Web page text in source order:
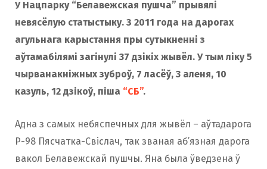
У Нацпарку “Белавежская пушча” прывялі
невясёлую статыстыку. З 2011 года на дарогах
агульнага карыстання пры сутыкненні з
аўтамабілямі загінулі 37 дзікіх жывёл. У тым ліку 5
чырванакніжных зуброў, 7 ласёў, 3 аленя, 10
казуль, 12 дзікоў, піша “СБ”.
Адна з самых небяспечных для жывёл – аўтадарога
Р-98 Пясчатка-Свіслач, так званая аб’язная дарога
вакол Белавежскай пушчы. Яна была ўведзена ў